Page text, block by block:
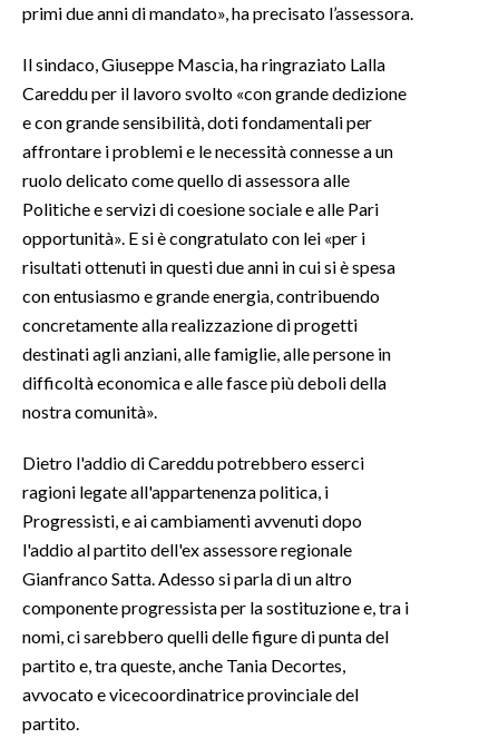
#CARAUNIONE
3 MINUTI CON
INSULARITÀ
INFO AZIENDE
ABBONATI
ANNUNCI
SPIAGGE
STORE
primi due anni di mandato», ha precisato l’assessora.
Il sindaco, Giuseppe Mascia, ha ringraziato Lalla
Careddu per il lavoro svolto «con grande dedizione
e con grande sensibilità, doti fondamentali per
affrontare i problemi e le necessità connesse a un
ruolo delicato come quello di assessora alle
Politiche e servizi di coesione sociale e alle Pari
opportunità». E si è congratulato con lei «per i
risultati ottenuti in questi due anni in cui si è spesa
con entusiasmo e grande energia, contribuendo
concretamente alla realizzazione di progetti
destinati agli anziani, alle famiglie, alle persone in
difficoltà economica e alle fasce più deboli della
nostra comunità».
Dietro l'addio di Careddu potrebbero esserci
ragioni legate all'appartenenza politica, i
Progressisti, e ai cambiamenti avvenuti dopo
l'addio al partito dell'ex assessore regionale
Gianfranco Satta. Adesso si parla di un altro
componente progressista per la sostituzione e, tra i
nomi, ci sarebbero quelli delle figure di punta del
partito e, tra queste, anche Tania Decortes,
avvocato e vicecoordinatrice provinciale del
partito.